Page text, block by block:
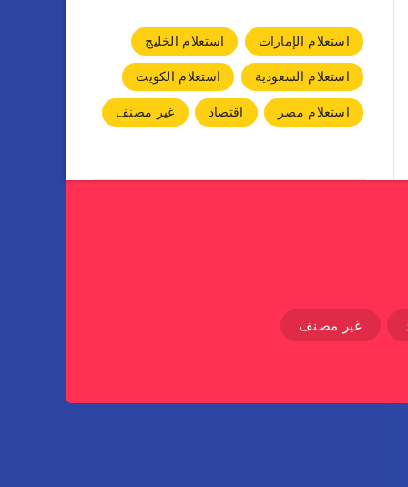
استعلام الإمارات
استعلام الخليج
استعلام السعودية
استعلام الكويت
استعلام مصر
اقتصاد غير مصنف
غير مصنف